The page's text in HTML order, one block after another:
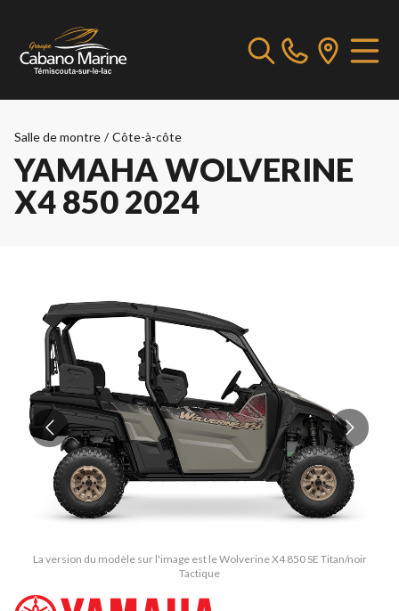
Salle de montre / Côte-à-côte
YAMAHA WOLVERINE
X4 850 2024
La version du modèle sur l'image est le Wolverine X4 850 SE Titan/noir
Tactique